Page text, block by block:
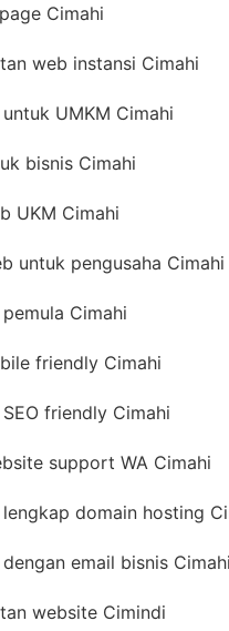
Cimahi
web instansi Cimahi
UMKM Cimahi
bisnis Cimahi
UKM Cimahi
untuk pengusaha Cimahi
Cimahi
friendly Cimahi
friendly Cimahi
support WA Cimahi
domain hosting
email bisnis Cimahi
website Cimindi